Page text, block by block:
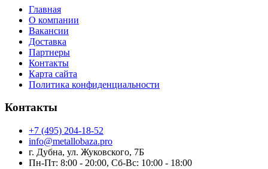
Главная
О компании
Вакансии
Доставка
Партнеры
Контакты
Карта сайта
Политика конфиденциальности
Контакты
+7 (495) 204-18-52
info@metallobaza.pro
г. Дубна, ул. Жуковского, 7Б
Пн-Пт: 8:00 - 20:00, Сб-Вс: 10:00 - 18:00